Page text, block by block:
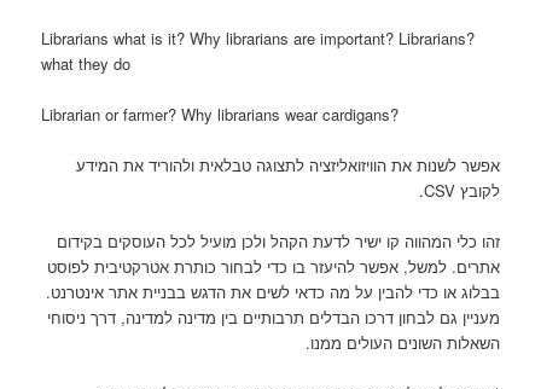
?Librarians what is it? Why librarians are important? Librarians
what they do
?Librarian or farmer? Why librarians wear cardigans
אפשר לשנות את הוויזואליזציה לתצוגה טבלאית ולהוריד את המידע
לקובץ CSV.
זהו כלי המהווה קו ישיר לדעת הקהל ולכן מועיל לכל העוסקים בקידום
אתרים. למשל, אפשר להיעזר בו כדי לבחור כותרת אטרקטיבית לפוסט
בבלוג או כדי להבין על מה כדאי לשים את הדגש בבניית אתר אינטרנט.
מעניין גם לבחון דרכו הבדלים תרבותיים בין מדינה למדינה, דרך ניסוחי
השאלות השונים העולים ממנו.